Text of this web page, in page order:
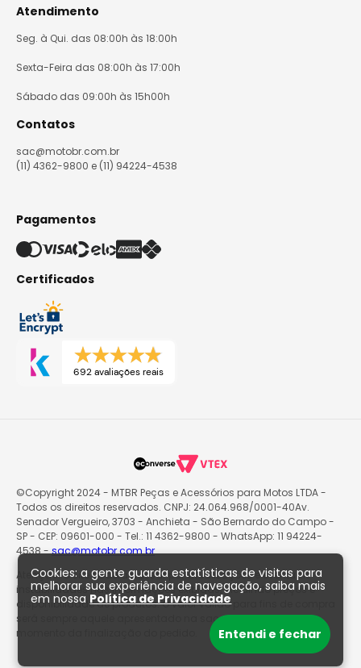
Cookies: a gente guarda estatísticas de visitas para
melhorar sua experiência de navegação, saiba mais
em nossa Política de Privacidade
Entendi e fechar
Atendimento
Seg. à Qui. das 08:00h às 18:00h
Sexta-Feira das 08:00h às 17:00h
Sábado das 09:00h às 15h00h
Contatos
sac@motobr.com.br
(11) 4362-9800 e (11) 94224-4538
Pagamentos
Certificados
692 avaliações reais
©Copyright 2024 - MTBR Peças e Acessórios para Motos LTDA -
Todos os direitos reservados. CNPJ: 24.064.968/0001-40Av.
Senador Vergueiro, 3703 - Anchieta - São Bernardo do Campo -
SP - CEP: 09601-000 - Tel.: 11 4362-9800 - WhatsApp: 11 94224-
4538 -sac@motobr.com.br
Atenção: O site poderá passar por atualizações e eventuais
instabilidades nas informações exibidas, incluindo preços e
disponibilidade de produtos. O valor válido para fins de compra
será sempre aquele apresentado na sacola de produtos no
momento da finalização do pedido.